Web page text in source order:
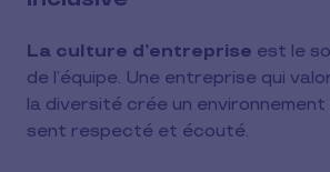
La culture d’entreprise est le
de l’équipe. Une entreprise qui
la diversité crée un environnement
sent respecté et écouté.